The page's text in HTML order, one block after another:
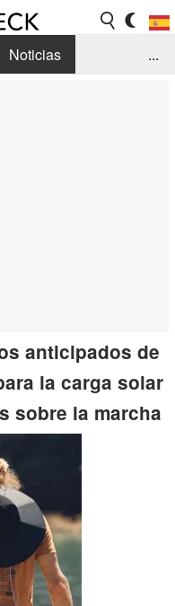
Noticias
...
anticipados de
la carga solar
sobre la marcha